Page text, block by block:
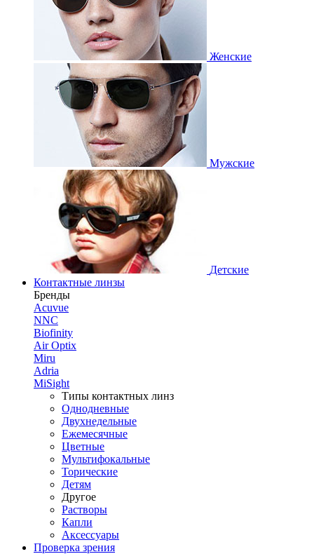
Женские
Мужские
Детские
Контактные линзы
Бренды
Acuvue
NNC
Biofinity
Air Optix
Miru
Adria
MiSight
Типы контактных линз
Однодневные
Двухнедельные
Ежемесячные
Цветные
Мультифокальные
Торические
Детям
Другое
Растворы
Капли
Аксессуары
Проверка зрения